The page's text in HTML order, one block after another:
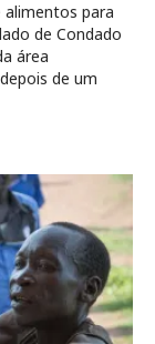
alimentos para
de Condado
área
de um